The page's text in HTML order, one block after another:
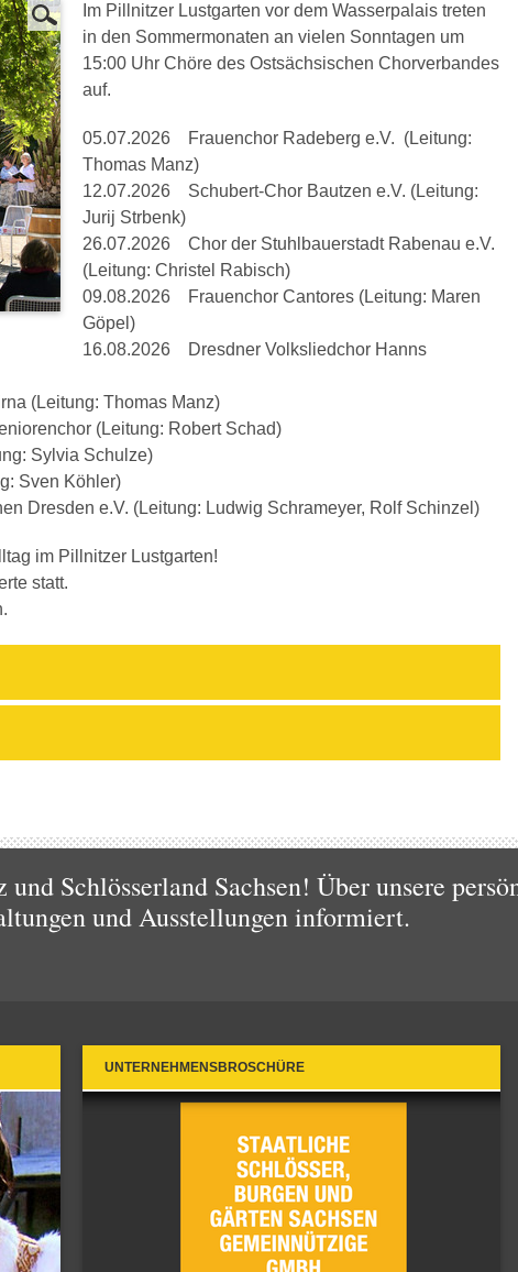
Im Pillnitzer Lustgarten vor dem Wasserpalais treten
in den Sommermonaten an vielen Sonntagen um
15:00 Uhr Chöre des Ostsächsischen Chorverbandes
auf.
05.07.2026 Frauenchor Radeberg e.V. (Leitung:
Thomas Manz)
12.07.2026 Schubert-Chor Bautzen e.V. (Leitung:
Jurij Strbenk)
26.07.2026 Chor der Stuhlbauerstadt Rabenau e.V.
(Leitung: Christel Rabisch)
09.08.2026 Frauenchor Cantores (Leitung: Maren
Göpel)
16.08.2026 Dresdner Volksliedchor Hanns
(Leitung: Thomas Manz)
(Leitung: Robert Schad)
Sylvia Schulze)
Sven Köhler)
Dresden e.V. (Leitung: Ludwig Schrameyer, Rolf Schinzel)
im Pillnitzer Lustgarten!
statt.
Schlösserland Sachsen! Über unsere
und Ausstellungen informiert.
UNTERNEHMENSBROSCHÜRE